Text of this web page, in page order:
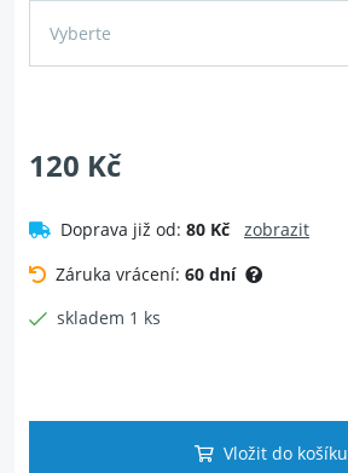
Vyberte
120 Kč
Doprava již od: 80 Kč
zobrazit
Záruka vrácení: 60 dní
skladem 1 ks
Vložit do košíku